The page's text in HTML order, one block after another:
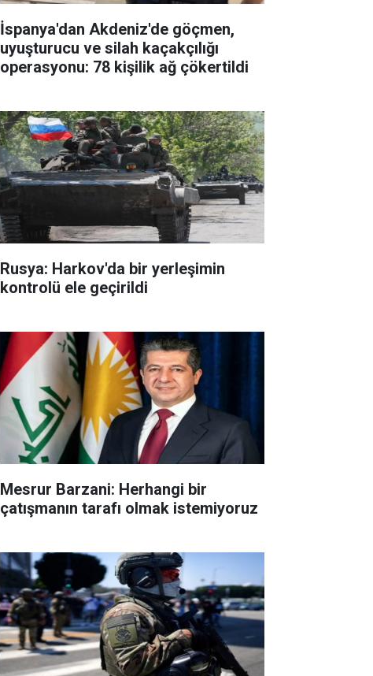
İspanya'dan Akdeniz'de göçmen,
uyuşturucu ve silah kaçakçılığı
operasyonu: 78 kişilik ağ çökertildi
Rusya: Harkov'da bir yerleşimin
kontrolü ele geçirildi
Mesrur Barzani: Herhangi bir
çatışmanın tarafı olmak istemiyoruz